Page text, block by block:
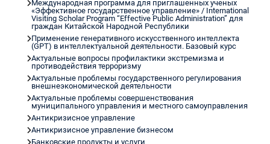
Международная программа для приглашенных ученых
«Эффективное государственное управление» / International
Visiting Scholar Program “Effective Public Administration” для
граждан Китайской Народной Республики
Применение генеративного искусственного интеллекта
(GPT) в интеллектуальной деятельности. Базовый курс
Актуальные вопросы профилактики экстремизма и
противодействия терроризму
Актуальные проблемы государственного регулирования
внешнеэкономической деятельности
Актуальные проблемы совершенствования
муниципального управления и местного самоуправления
Антикризисное управление
Антикризисное управление бизнесом
Банковские продукты и услуги